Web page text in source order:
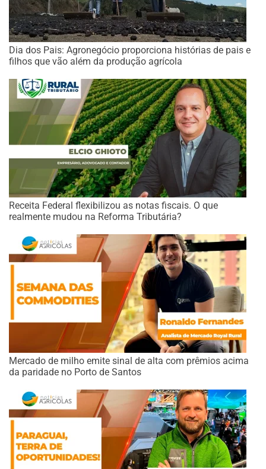
Dia dos Pais: Agronegócio proporciona histórias de pais e
filhos que vão além da produção agrícola
Receita Federal flexibilizou as notas fiscais. O que
realmente mudou na Reforma Tributária?
Mercado de milho emite sinal de alta com prêmios acima
da paridade no Porto de Santos